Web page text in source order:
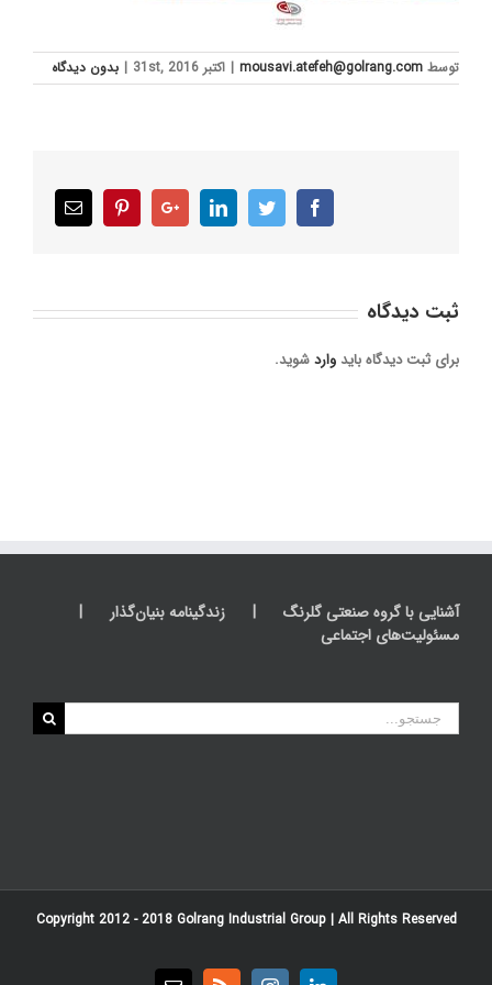
توسط mousavi.atefeh@golrang.com
| اکتبر 31st, 2016 | بدون ديدگاه
Facebook
Twitter
LinkedIn
Google+
Pinterest
Email
ثبت ديدگاه
برای ثبت دیدگاه باید واردشوید.
آشنایی با گروه صنعتی گلرنگ
زندگینامه بنیان‌گذار
مسئولیت‌های اجتماعی
جستجو
برای:
Copyright 2012 - 2018 Golrang Industrial Group| All Rights Reserved